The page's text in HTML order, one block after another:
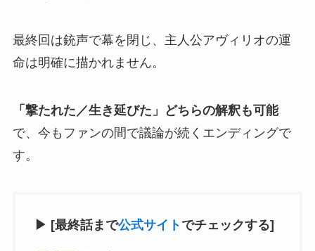
最終回は銃声で幕を閉じ、主人公アヴィリオの運
命は明確に描かれません。
「撃たれた／生き延びた」どちらの解釈も可能
で、今もファンの間で議論が続くエンディングで
す。
▶ [最終話まで公式サイト でチェックする]